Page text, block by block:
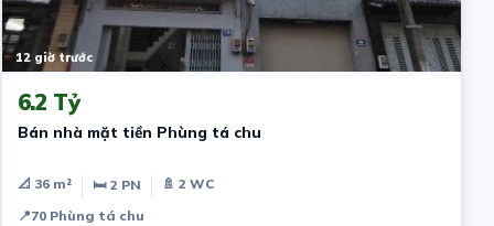
12 giờ trước
6.2 Tỷ
Bán nhà mặt tiền Phùng tá chu
📐 36 m² 🛏 2 PN
🚿 2 WC
📍70 Phùng tá chu